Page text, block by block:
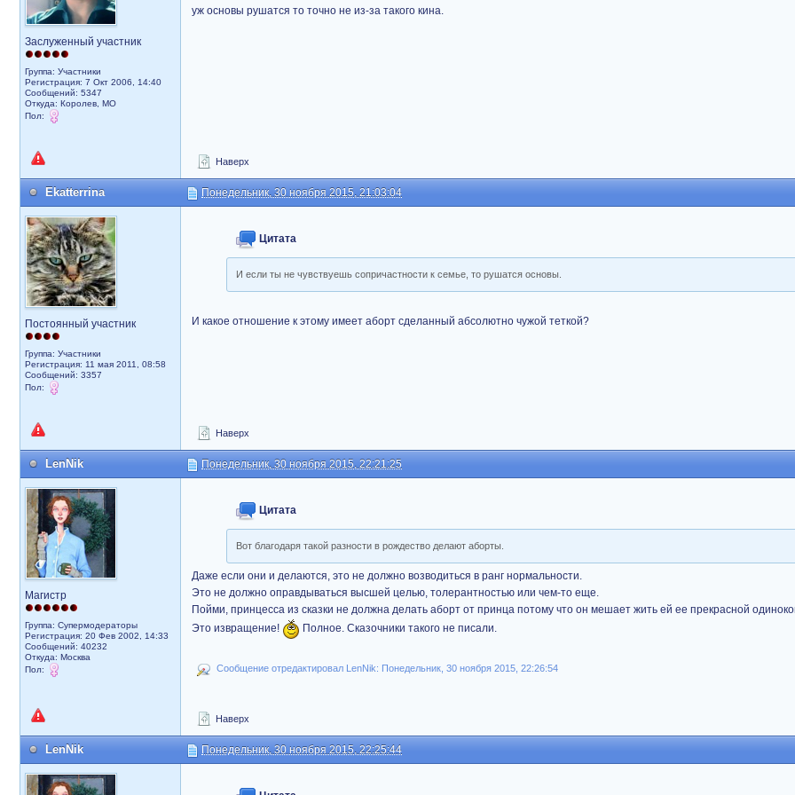
Заслуженный участник
Группа: Участники
Регистрация: 7 Окт 2006, 14:40
Сообщений: 5347
Откуда: Королев, МО
Пол:
уж основы рушатся то точно не из-за такого кина.
Наверх
Ekatterrina Понедельник, 30 ноября 2015, 21:03:04
Постоянный участник
Группа: Участники
Регистрация: 11 мая 2011, 08:58
Сообщений: 3357
Пол:
Цитата
И если ты не чувствуешь сопричастности к семье, то рушатся основы.
И какое отношение к этому имеет аборт сделанный абсолютно чужой теткой?
Наверх
LenNik Понедельник, 30 ноября 2015, 22:21:25
Магистр
Группа: Супермодераторы
Регистрация: 20 Фев 2002, 14:33
Сообщений: 40232
Откуда: Москва
Пол:
Цитата
Вот благодаря такой разности в рождество делают аборты.
Даже если они и делаются, это не должно возводиться в ранг нормальности.
Это не должно оправдываться высшей целью, толерантностью или чем-то еще.
Пойми, принцесса из сказки не должна делать аборт от принца потому что он мешает жить ей ее прекрасной
Это извращение!
Полное. Сказочники такого не писали.
Сообщение отредактировал LenNik: Понедельник, 30 ноября 2015, 22:26:54
Наверх
LenNik Понедельник, 30 ноября 2015, 22:25:44